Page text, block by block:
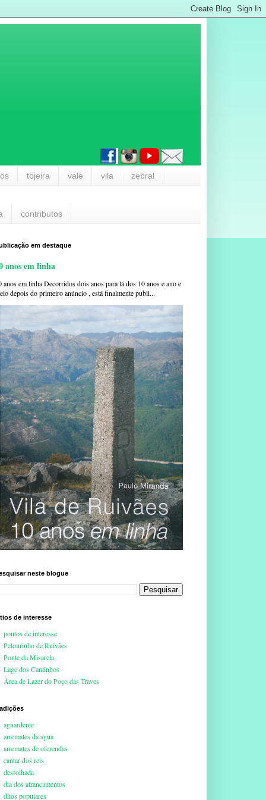
tojeira vale vila zebral
contributos
em destaque
anos em linha
anos em linha Decorridos dois anos para lá dos 10 anos e ano e
depois do primeiro anúncio , está finalmente publi...
neste blogue
de interesse
pontos de interesse
Pelourinho de Ruivães
Ponte da Misarela
Lage dos Cantinhos
Área de Lazer do Poço das Traves
aguardente
arremates da agua
arremates de oferendas
cantar dos reis
desfolhada
dia dos atrancamentos
ditos populares